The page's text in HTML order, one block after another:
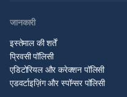
जानकारी
इस्तेमाल की शर्तें
प्रिवसी पॉलिसी
एडिटोरियल और करेक्शन पॉलिसी
एडवर्टाइज़िंग और स्पॉन्सर पॉलिसी